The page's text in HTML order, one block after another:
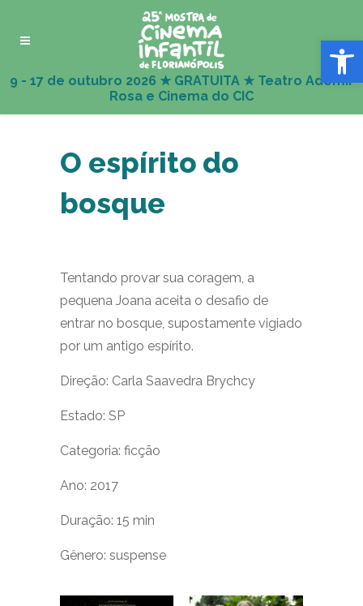
Abrir
O espírito do
bosque
Tentando provar sua coragem, a
pequena Joana aceita o desafio de
entrar no bosque, supostamente vigiado
por um antigo espírito.
Direção: Carla Saavedra Brychcy
Estado: SP
Categoria: ficção
Ano: 2017
Duração: 15 min
Gênero: suspense